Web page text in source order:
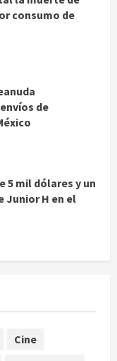
consumo de
de
5 mil dólares y un
Junior H en el
Cine